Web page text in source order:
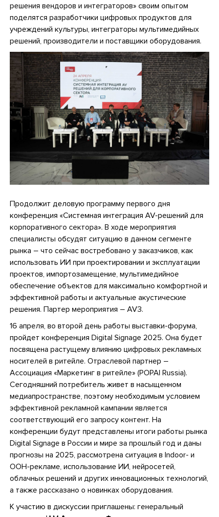
решения вендоров и интеграторов» своим опытом
поделятся разработчики цифровых продуктов для
учреждений культуры, интеграторы мультимедийных
решений, производители и поставщики оборудования.
Продолжит деловую программу первого дня
конференция «Системная интеграция AV-решений для
корпоративного сектора». В ходе мероприятия
специалисты обсудят ситуацию в данном сегменте
рынка – что сейчас востребовано у заказчиков, как
использовать ИИ при проектировании и эксплуатации
проектов, импортозамещение, мультимедийное
обеспечение объектов для максимально комфортной и
эффективной работы и актуальные акустические
решения. Партер мероприятия – AV3.
16 апреля, во второй день работы выставки-форума,
пройдет конференция Digital Signage 2025. Она будет
посвящена растущему влиянию цифровых рекламных
носителей в ритейле. Отраслевой партнер –
Ассоциация «Маркетинг в ритейле» (POPAI Russia).
Сегодняшний потребитель живет в насыщенном
медиапространстве, поэтому необходимым условием
эффективной рекламной кампании является
соответствующий его запросу контент. На
конференции будут представлены итоги работы рынка
Digital Signage в России и мире за прошлый год и даны
прогнозы на 2025, рассмотрена ситуация в Indoor- и
ООН-рекламе, использование ИИ, нейросетей,
облачных решений и других инновационных технологий,
а также рассказано о новинках оборудования.
К участию в дискуссии приглашены: генеральный